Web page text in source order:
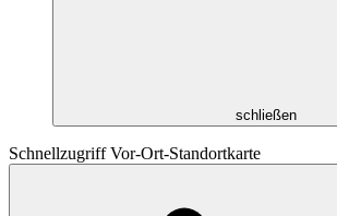
schließen
Schnellzugriff Vor-Ort-Standortkarte